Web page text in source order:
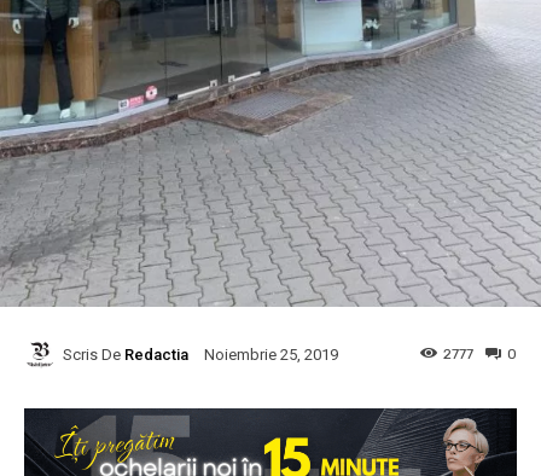
Scris De Redactia Noiembrie 25, 2019 0
2777